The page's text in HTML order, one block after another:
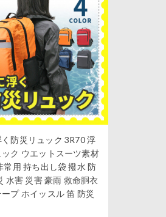
防災リュック 3R70 浮
ック ウエットスーツ素材
常用 持ち出し袋 撥水 防
水害 災害 豪雨 救命胴衣
ープ ホイッスル 笛 防災